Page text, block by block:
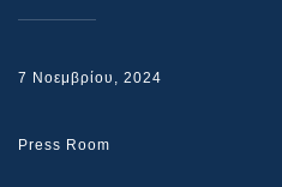
7 Νοεμβρίου, 2024
Press Room